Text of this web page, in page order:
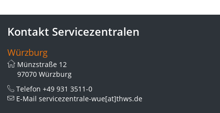
Kontakt Servicezentralen
Würzburg
Münzstraße 12
97070 Würzburg
Telefon +49 931 3511-0
E-Mail servicezentrale-wue[at]thws.de